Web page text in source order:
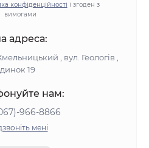
конфіденційності і згоден з
вимогами
адреса:
, вул. Геологів ,
19
нам:
966-8866
мені